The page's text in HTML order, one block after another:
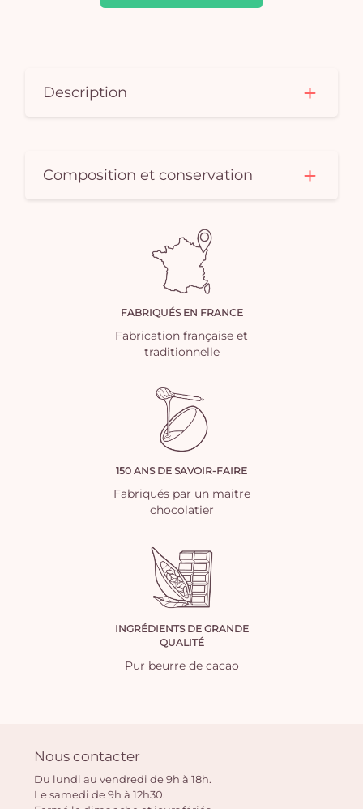
Description
Composition et conservation
FABRIQUÉS EN FRANCE
Fabrication française et
traditionnelle
150 ANS DE SAVOIR-FAIRE
Fabriqués par un maitre
chocolatier
INGRÉDIENTS DE GRANDE
QUALITÉ
Pur beurre de cacao
Nous contacter
Du lundi au vendredi de 9h à 18h.
Le samedi de 9h à 12h30.